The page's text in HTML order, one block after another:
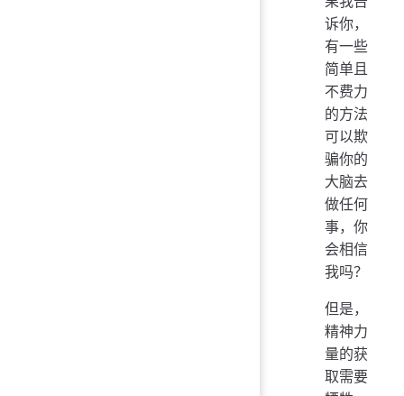
诉你，
有一些
简单且
不费力
的方法
可以欺
骗你的
大脑去
做任何
事，你
会相信
我吗？
但是，
精神力
量的获
取需要